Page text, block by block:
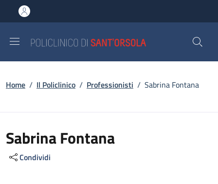
al contenuto principale
to footer content
Briciole di pane
Home / Il Policlinico / Professionisti / Sabrina Fontana
Sabrina Fontana
Condividi